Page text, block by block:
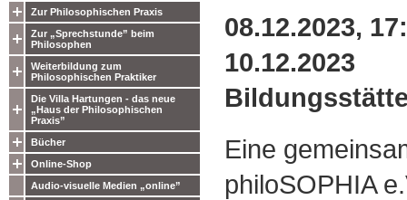
Zur Philosophischen Praxis
Zur „Sprechstunde” beim
Philosophen
Weiterbildung zum
Philosophischen Praktiker
Die Villa Hartungen - das neue
„Haus der Philosophischen
Praxis”
Bücher
Online-Shop
Audio-visuelle Medien „online”
08.12.2023,
10.12.2023
Eine
philoSOPHIA